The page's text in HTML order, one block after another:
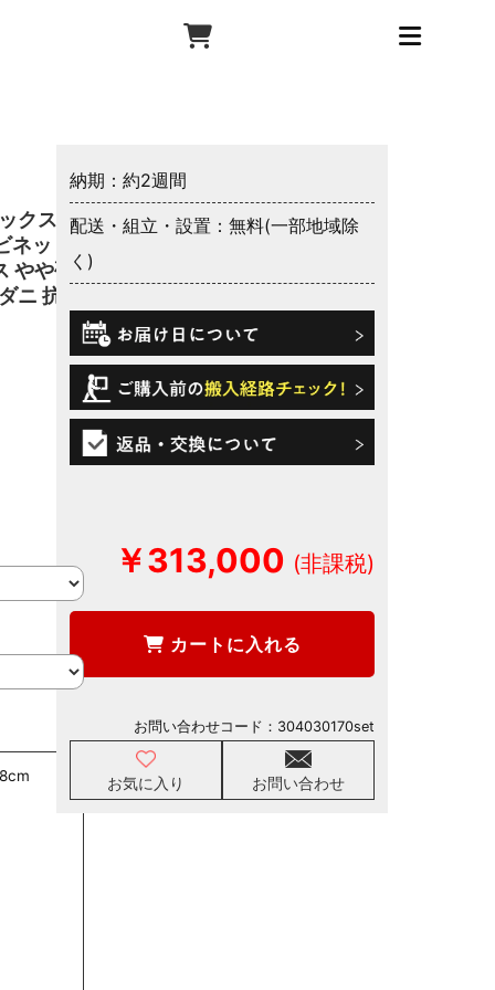
クス
ット
や硬
ニ 抗菌
納期：約2週間
配送・組立・設置：無料(一部地域除
く)
￥313,000
カートに入れる
お気に入り お問い合わせ
お問い合わせコード： 304030170set